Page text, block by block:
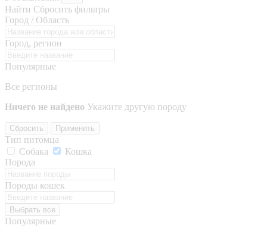
Найти Сбросить фильтры
Город / Область
Город, регион
Популярные
Все регионы
Ничего не найдено Укажите другую породу
Сбросить Применить
Тип питомца
Собака
Кошка
Порода
Породы кошек
Выбрать все
Популярные